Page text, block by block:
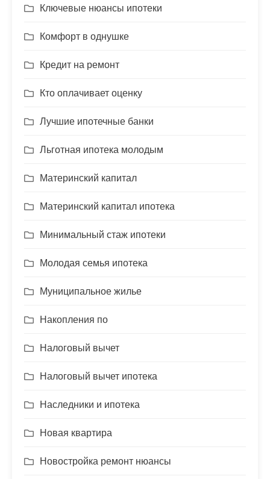
Ключевые нюансы ипотеки
Комфорт в однушке
Кредит на ремонт
Кто оплачивает оценку
Лучшие ипотечные банки
Льготная ипотека молодым
Материнский капитал
Материнский капитал ипотека
Минимальный стаж ипотеки
Молодая семья ипотека
Муниципальное жилье
Накопления по
Налоговый вычет
Налоговый вычет ипотека
Наследники и ипотека
Новая квартира
Новостройка ремонт нюансы